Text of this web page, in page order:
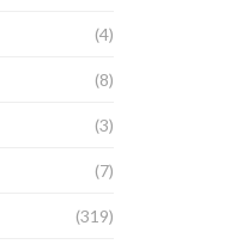
(4)
(8)
(3)
(7)
(319)